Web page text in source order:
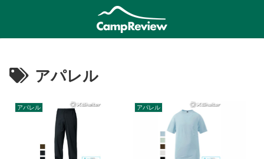
アパレル
アパレル アパレル